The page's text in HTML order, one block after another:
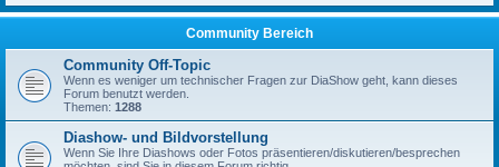
Community Bereich
Community Off-Topic
Wenn es weniger um technischer Fragen zur DiaShow geht, kann dieses
Forum benutzt werden.
Themen: 1288
Diashow- und Bildvorstellung
Wenn Sie Ihre Diashows oder Fotos präsentieren/diskutieren/besprechen